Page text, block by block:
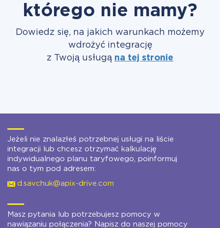
którego nie mamy?
Dowiedz się, na jakich warunkach możemy
wdrożyć integrację
z Twoją usługą na tej stronie
Jeżeli nie znalazłeś potrzebnej usługi na liście
integracji lub chcesz otrzymać kalkulację
indywidualnego planu taryfowego, poinformuj
nas o tym pod adresem:
d.savchuk@apix-drive.com
Masz pytania lub potrzebujesz pomocy w
nawiązaniu połączenia? Napisz do naszej pomocy